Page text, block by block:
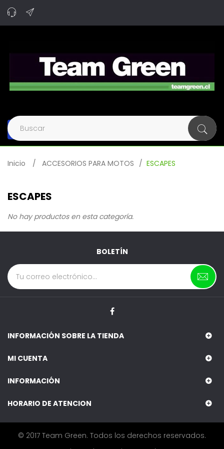
Navegación
de
palanca
Inicio
ACCESORIOS PARA MOTOS ESCAPES
ESCAPES
No hay productos en esta categoría.
BOLETÍN
INFORMACIÓN SOBRE LA TIENDA
MI CUENTA
INFORMACIÓN
HORARIO DE ATENCION
© 2017 Team Green. Todos los derechos reservados.